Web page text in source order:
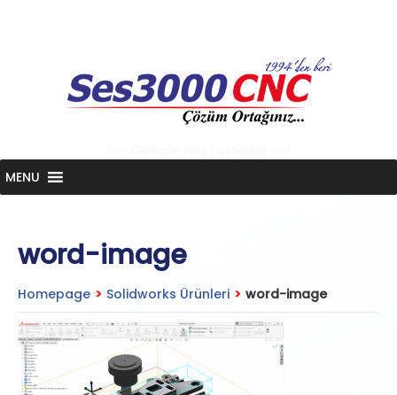
content
MENU
word-image
Homepage > Solidworks Ürünleri > word-image